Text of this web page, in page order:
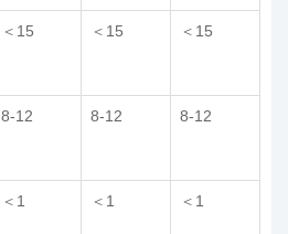
＜15 ＜15 ＜15
8-12 8-12 8-12
＜1 ＜1 ＜1